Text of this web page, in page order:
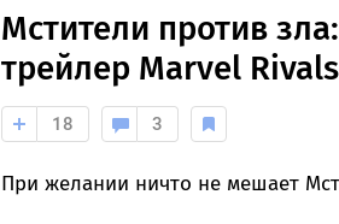
Мстители против
трейлер Marvel Rivals
18 3
При желании ничто не мешает